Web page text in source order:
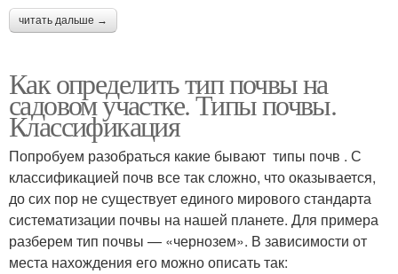
читать дальше →
Как определить тип почвы на
садовом участке. Типы почвы.
Классификация
Попробуем разобраться какие бывают типы почв . С
классификацией почв все так сложно, что оказывается,
до сих пор не существует единого мирового стандарта
систематизации почвы на нашей планете. Для примера
разберем тип почвы — «чернозем». В зависимости от
места нахождения его можно описать так: